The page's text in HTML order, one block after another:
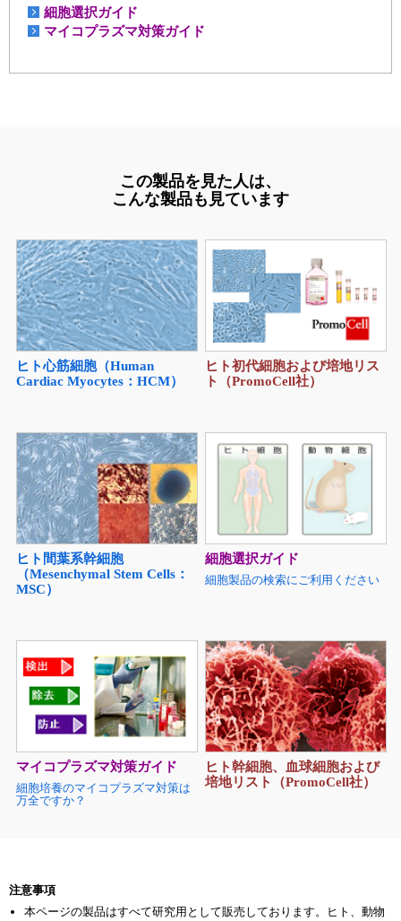
細胞選択ガイド
マイコプラズマ対策ガイド
この製品を見た人は、
こんな製品も見ています
ヒト心筋細胞（Human
Cardiac Myocytes：HCM）
ヒト初代細胞および培地リス
ト（PromoCell社）
ヒト間葉系幹細胞
（Mesenchymal Stem Cells：
MSC）
細胞選択ガイド
細胞製品の検索にご利用ください
マイコプラズマ対策ガイド
細胞培養のマイコプラズマ対策は
万全ですか？
ヒト幹細胞、血球細胞および
培地リスト（PromoCell社）
注意事項
本ページの製品はすべて研究用として販売しております。ヒト、動物